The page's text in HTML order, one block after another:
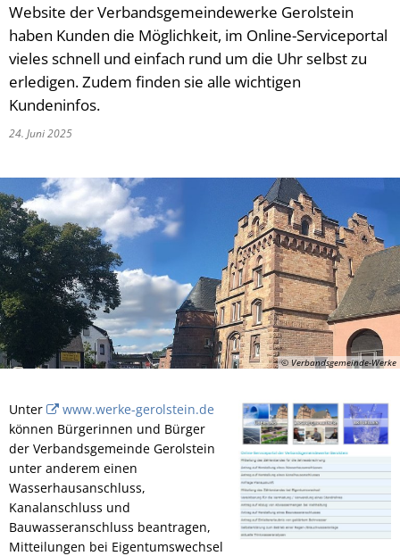
Website der Verbandsgemeindewerke Gerolstein
haben Kunden die Möglichkeit, im Online-Serviceportal
vieles schnell und einfach rund um die Uhr selbst zu
erledigen. Zudem finden sie alle wichtigen
Kundeninfos.
24. Juni 2025
© Verbandsgemeinde-Werke
Unter
www.werke-gerolstein.de
können Bürgerinnen und Bürger
der Verbandsgemeinde Gerolstein
unter anderem einen
Wasserhausanschluss,
Kanalanschluss und
Bauwasseranschluss beantragen,
Mitteilungen bei Eigentumswechsel